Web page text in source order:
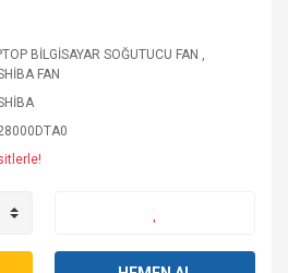
BİLGİSAYAR SOĞUTUCU FAN ,
FAN